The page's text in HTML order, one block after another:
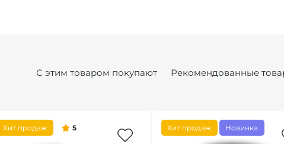
С этим товаром покупают Рекомендованные
Хит продаж 5 Хит продаж Новинка